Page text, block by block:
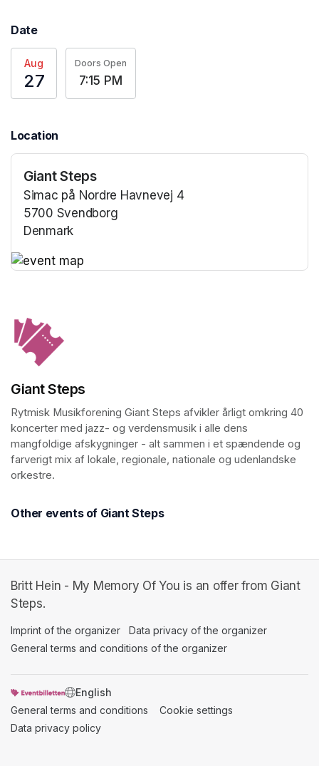
Date
Aug
27
Doors Open
7:15 PM
Location
Giant Steps
Simac på Nordre Havnevej 4
5700 Svendborg
Denmark
Giant Steps
Rytmisk Musikforening Giant Steps afvikler årligt omkring 40
koncerter med jazz- og verdensmusik i alle dens
mangfoldige afskygninger - alt sammen i et spændende og
farverigt mix af lokale, regionale, nationale og udenlandske
orkestre.
Other events of Giant Steps
Britt Hein - My Memory Of You is an offer from Giant
Steps.
Imprint of the organizer (opens in a new tab)
Data privacy of the organizer
General terms and conditions of the organizer
SWITCH LANGUAGE
General terms and conditions (opens in a new tab)
Cookie settings
Data privacy policy